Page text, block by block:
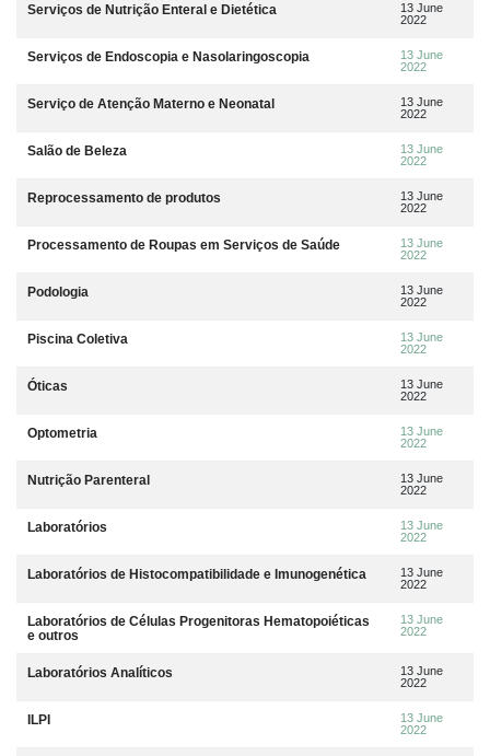
Serviços de Nutrição Enteral e Dietética
13 June
2022
Serviços de Endoscopia e Nasolaringoscopia
13 June
2022
Serviço de Atenção Materno e Neonatal
13 June
2022
Salão de Beleza
13 June
2022
Reprocessamento de produtos
13 June
2022
Processamento de Roupas em Serviços de Saúde
13 June
2022
Podologia
13 June
2022
Piscina Coletiva
13 June
2022
Óticas
13 June
2022
Optometria
13 June
2022
Nutrição Parenteral
13 June
2022
Laboratórios
13 June
2022
Laboratórios de Histocompatibilidade e Imunogenética
13 June
2022
Laboratórios de Células Progenitoras Hematopoiéticas
e outros
13 June
2022
Laboratórios Analíticos
13 June
2022
ILPI
13 June
2022